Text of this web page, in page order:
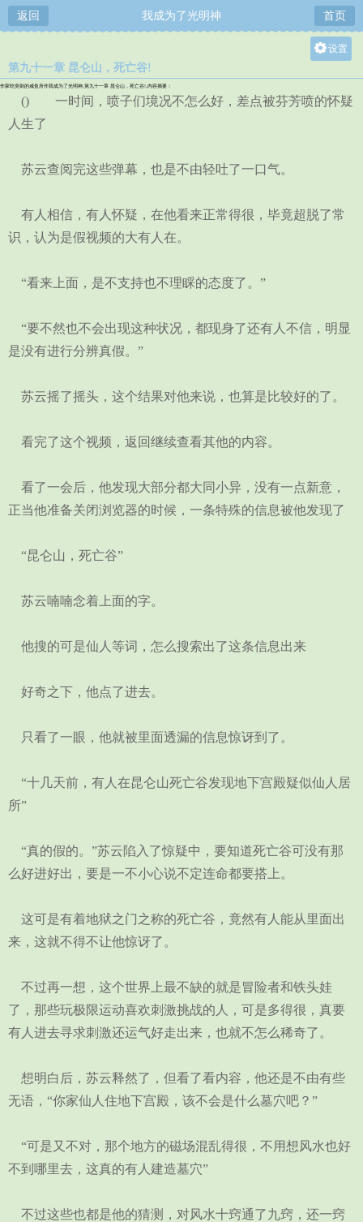
返回 我成为了光明神 首页
设置
大
第九十一章 昆仑山，死亡谷!
作家吃突刺的咸鱼所作我成为了光明神,第九十一章 昆仑山，死亡谷!,内容摘要：
() 一时间，喷子们境况不怎么好，差点被芬芳喷的怀疑
人生了
苏云查阅完这些弹幕，也是不由轻吐了一口气。
有人相信，有人怀疑，在他看来正常得很，毕竟超脱了常
识，认为是假视频的大有人在。
“看来上面，是不支持也不理睬的态度了。”
“要不然也不会出现这种状况，都现身了还有人不信，明显
是没有进行分辨真假。”
苏云摇了摇头，这个结果对他来说，也算是比较好的了。
看完了这个视频，返回继续查看其他的内容。
看了一会后，他发现大部分都大同小异，没有一点新意，
正当他准备关闭浏览器的时候，一条特殊的信息被他发现了
“昆仑山，死亡谷”
苏云喃喃念着上面的字。
他搜的可是仙人等词，怎么搜索出了这条信息出来
好奇之下，他点了进去。
只看了一眼，他就被里面透漏的信息惊讶到了。
“十几天前，有人在昆仑山死亡谷发现地下宫殿疑似仙人居
所”
“真的假的。”苏云陷入了惊疑中，要知道死亡谷可没有那
么好进好出，要是一不小心说不定连命都要搭上。
这可是有着地狱之门之称的死亡谷，竟然有人能从里面出
来，这就不得不让他惊讶了。
不过再一想，这个世界上最不缺的就是冒险者和铁头娃
了，那些玩极限运动喜欢刺激挑战的人，可是多得很，真要
有人进去寻求刺激还运气好走出来，也就不怎么稀奇了。
想明白后，苏云释然了，但看了看内容，他还是不由有些
无语，“你家仙人住地下宫殿，该不会是什么墓穴吧？”
“可是又不对，那个地方的磁场混乱得很，不用想风水也好
不到哪里去，这真的有人建造墓穴”
不过这些也都是他的猜测，对风水十窍通了九窍，还一窍